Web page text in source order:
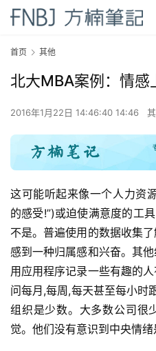
首页 其他
北大MBA案例：情感
2016年1月22日 14:46:40 14:46
这可能听起来像一个人力资
的感受!”)或迫使满意度的工
不是。普遍使用的数据收集
感到一种归属感和兴奋。其
用应用程序记录一些有趣的
问每月,每周,每天甚至每小时
组织是少数。大多数公司
觉。他们没有意识到中央情绪